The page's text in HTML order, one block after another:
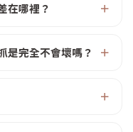
在哪裡？
是完全不會壞嗎？